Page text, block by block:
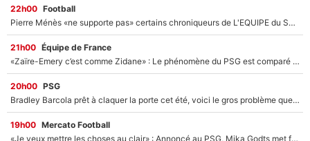
22h00 Football
Pierre Ménès «ne supporte pas» certains chroniqueurs de L'EQUIPE du Soir : Ils vont tous partir !
21h00 Équipe de France
«Zaïre-Emery c’est comme Zidane» : Le phénomène du PSG est comparé à son nouveau sélectionneur... et ils vont se retrouver en Bleus !
20h00 PSG
Bradley Barcola prêt à claquer la porte cet été, voici le gros problème que peut rencontrer Luis Enrique avec ses attaquants au PSG !
19h00 Mercato Football
«Je veux mettre les choses au clair» : Annoncé au PSG, Mika Godts met fin au suspense et éteint la polémique sur son transfert !